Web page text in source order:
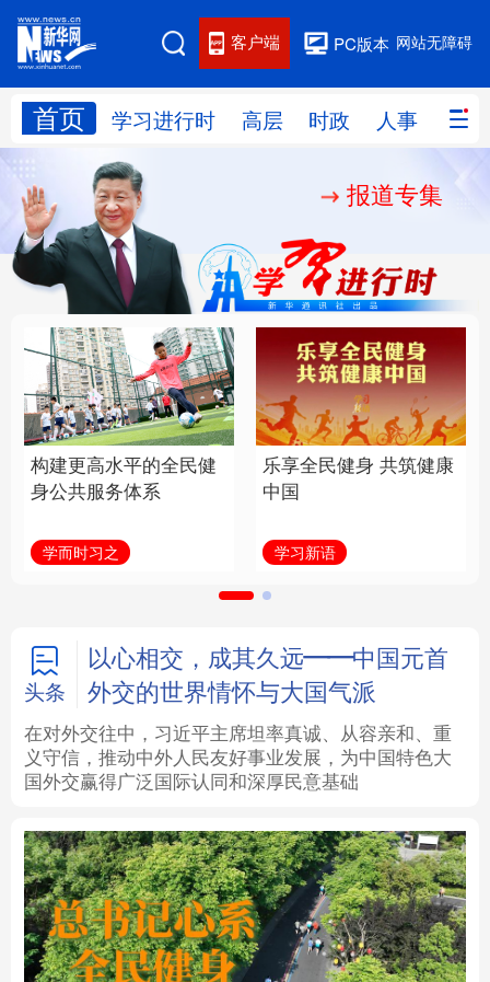
网站无障碍
PC版本
客户端
首页 学习进行时 高层 时政 人事 国际
网站地图
学习进行时 人事
国际 财经 网评
思客智库 全球连线 教育
科技 科创 量子 体育
文化 书画 健康 军事
访谈 视频 图片 政务
学术中国 乡村振兴 银龄 溯源中国
城市 旅游 能源
彩票 娱乐 时尚 悦读
文化产业
地方频道
报道专集
构建更高水平的全民健
身公共服务体系
学而时习之
乐享全民健身 共筑健康
中国
学习新语
头条
以心相交，成其久远——中国元首
外交的世界情怀与大国气派
在对外交往中，习近平主席坦率真诚、从容亲和、重
义守信，推动中外人民友好事业发展，为中国特色大
国外交赢得广泛国际认同和深厚民意基础